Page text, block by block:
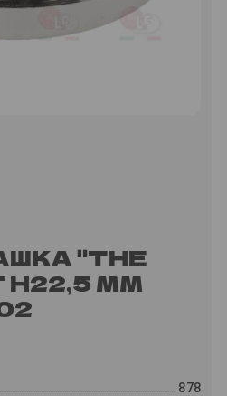
"THE
H22,5 ММ
878